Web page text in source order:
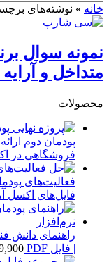
خانه » نوشته‌های
نمونه سوال
متداخل و آرایه
محصولات
پودمان دوم
فروشگاهی در
فعالیت‌های
فایل‌های اکسل
راهنمای دانش
| فایل PDF